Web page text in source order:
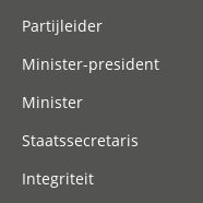
Partijleider
Minister-president
Minister
Staatssecretaris
Integriteit